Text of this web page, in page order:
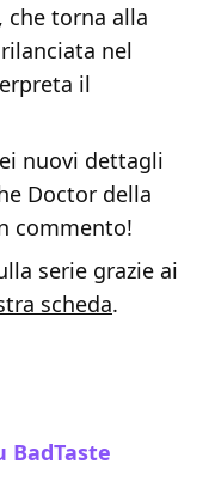
che torna alla
nel
il
nuovi dettagli
Doctor della
commento!
serie grazie ai
scheda.
BadTaste